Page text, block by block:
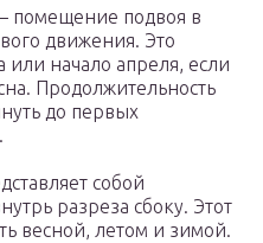
помещение подвоя в
движения. Это
начало апреля, если
Продолжительность
до первых
собой
разреза сбоку. Этот
весной, летом и зимой.